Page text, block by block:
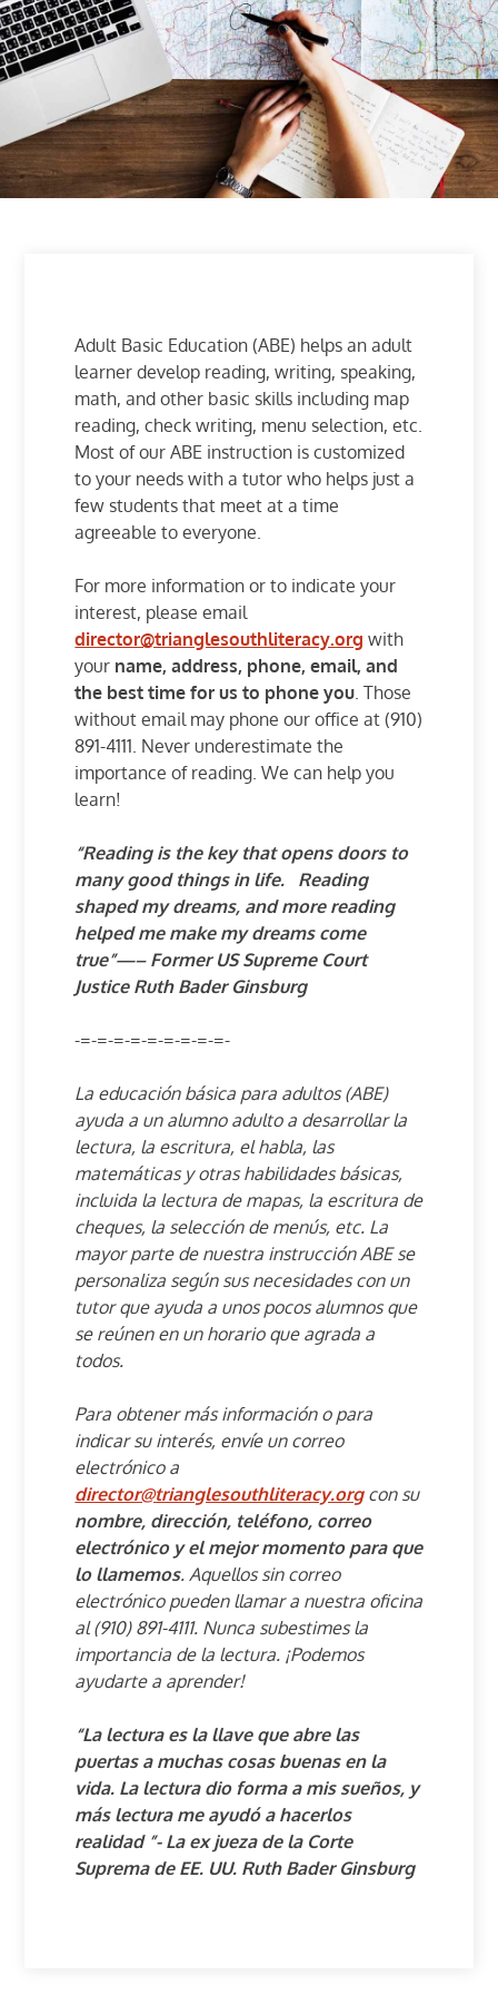
Adult Basic Education (ABE) helps an adult
learner develop reading, writing, speaking,
math, and other basic skills including map
reading, check writing, menu selection, etc.
Most of our ABE instruction is customized
to your needs with a tutor who helps just a
few students that meet at a time
agreeable to everyone.
For more information or to indicate your
interest, please email
director@trianglesouthliteracy.org with
your name, address, phone, email, and
the best time for us to phone you. Those
without email may phone our office at (910)
891-4111. Never underestimate the
importance of reading. We can help you
learn!
“Reading is the key that opens doors to
many good things in life. Reading
shaped my dreams, and more reading
helped me make my dreams come
true”—– Former US Supreme Court
Justice Ruth Bader Ginsburg
-=-=-=-=-=-=-=-=-=-
La educación básica para adultos (ABE)
ayuda a un alumno adulto a desarrollar la
lectura, la escritura, el habla, las
matemáticas y otras habilidades básicas,
incluida la lectura de mapas, la escritura de
cheques, la selección de menús, etc. La
mayor parte de nuestra instrucción ABE se
personaliza según sus necesidades con un
tutor que ayuda a unos pocos alumnos que
se reúnen en un horario que agrada a
todos.
Para obtener más información o para
indicar su interés, envíe un correo
electrónico a
director@trianglesouthliteracy.orgcon su
nombre, dirección, teléfono, correo
electrónico y el mejor momento para que
lo llamemos. Aquellos sin correo
electrónico pueden llamar a nuestra oficina
al (910) 891-4111. Nunca subestimes la
importancia de la lectura. ¡Podemos
ayudarte a aprender!
“La lectura es la llave que abre las
puertas a muchas cosas buenas en la
vida. La lectura dio forma a mis sueños, y
más lectura me ayudó a hacerlos
realidad ”- La ex jueza de la Corte
Suprema de EE. UU. Ruth Bader Ginsburg